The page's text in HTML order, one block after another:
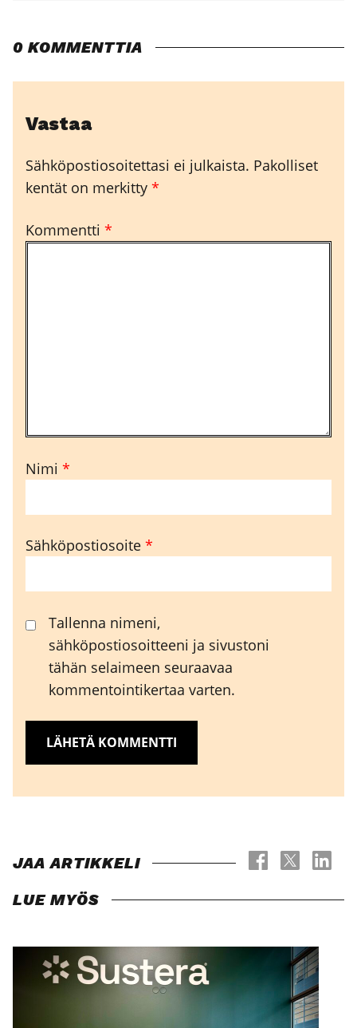
0 KOMMENTTIA
Vastaa
Sähköpostiosoitettasi ei julkaista. Pakolliset
kentät on merkitty *
Kommentti *
Nimi *
Sähköpostiosoite *
Tallenna nimeni,
sähköpostiosoitteeni ja sivustoni
tähän selaimeen seuraavaa
kommentointikertaa varten.
JAA ARTIKKELI
LUE MYÖS